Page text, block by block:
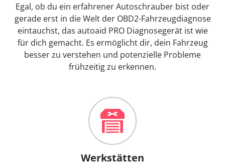
Egal, ob du ein erfahrener Autoschrauber bist oder
gerade erst in die Welt der OBD2-Fahrzeugdiagnose
eintauchst, das autoaid PRO Diagnosegerät ist wie
für dich gemacht. Es ermöglicht dir, dein Fahrzeug
besser zu verstehen und potenzielle Probleme
frühzeitig zu erkennen.
Werkstätten